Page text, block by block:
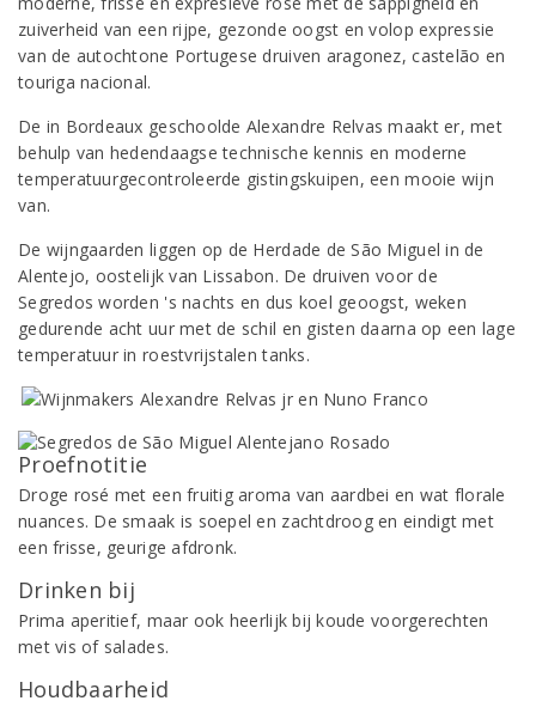
zuiverheid van een rijpe, gezonde oogst en volop expressie
van de autochtone Portugese druiven aragonez, castelão en
touriga nacional.
De in Bordeaux geschoolde Alexandre Relvas maakt er, met
behulp van hedendaagse technische kennis en moderne
temperatuurgecontroleerde gistingskuipen, een mooie wijn
van.
De wijngaarden liggen op de Herdade de São Miguel in de
Alentejo, oostelijk van Lissabon. De druiven voor de
Segredos worden 's nachts en dus koel geoogst, weken
gedurende acht uur met de schil en gisten daarna op een lage
temperatuur in roestvrijstalen tanks.
Proefnotitie
Droge rosé met een fruitig aroma van aardbei en wat florale
nuances. De smaak is soepel en zachtdroog en eindigt met
een frisse, geurige afdronk.
Drinken bij
Prima aperitief, maar ook heerlijk bij koude voorgerechten
met vis of salades.
Houdbaarheid